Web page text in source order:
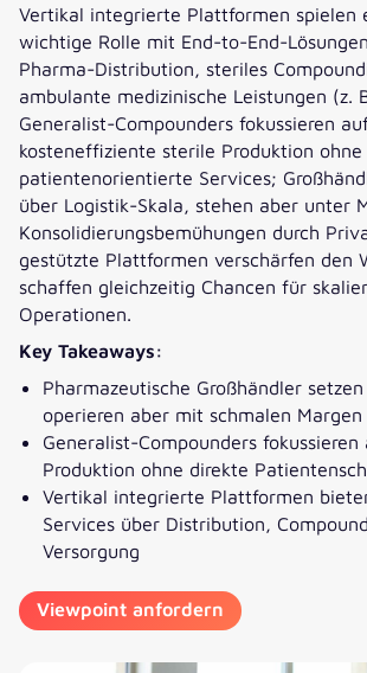
Vertikal integrierte Plattformen spielen
wichtige Rolle mit End-to-End-
Pharma-Distribution, steriles
ambulante medizinische Leistungen (z.
Generalist-Compounders fokussieren
kosteneffiziente sterile Produktion ohne
patientenorientierte Services;
über Logistik-Skala, stehen aber unter
Konsolidierungsbemühungen durch
gestützte Plattformen verschärfen den
schaffen gleichzeitig Chancen für
Operationen.
Key Takeaways:
Pharmazeutische Großhändler
operieren aber mit schmalen Margen
Generalist-Compounders
Produktion ohne direkte
Vertikal integrierte Plattformen
Services über Distribution,
Versorgung
Viewpoint anfordern